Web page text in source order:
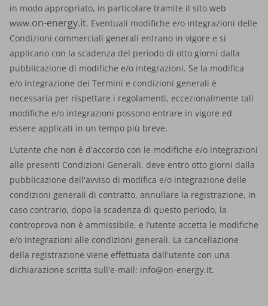
in modo appropriato, in particolare tramite il sito web
www.on-energy.it. Eventuali modifiche e/o integrazioni delle
Condizioni commerciali generali entrano in vigore e si
applicano con la scadenza del periodo di otto giorni dalla
pubblicazione di modifiche e/o integrazioni. Se la modifica
e/o integrazione dei Termini e condizioni generali è
necessaria per rispettare i regolamenti, eccezionalmente tali
modifiche e/o integrazioni possono entrare in vigore ed
essere applicati in un tempo più breve.
L’utente che non è d'accordo con le modifiche e/o integrazioni
alle presenti Condizioni Generali, deve entro otto giorni dalla
pubblicazione dell'avviso di modifica e/o integrazione delle
condizioni generali di contratto, annullare la registrazione, in
caso contrario, dopo la scadenza di questo periodo, la
controprova non è ammissibile, e l’utente accetta le modifiche
e/o integrazioni alle condizioni generali. La cancellazione
della registrazione viene effettuata dall'utente con una
dichiarazione scritta sull'e-mail: info@on-energy.it.